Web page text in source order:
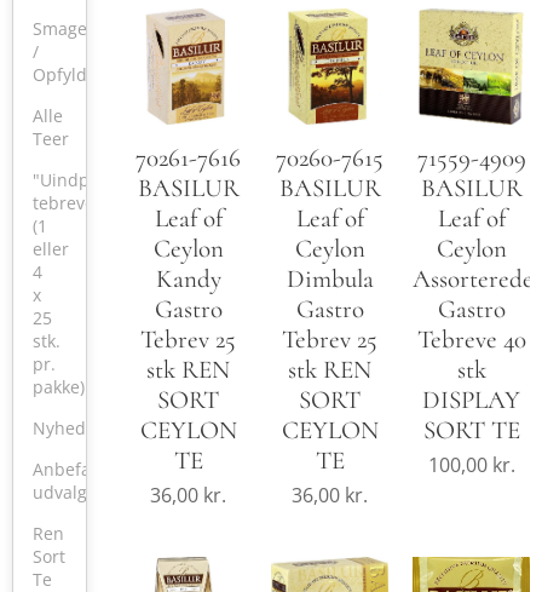
Smagekasser
/
Opfyldning
Alle
Teer
"Uindpakkede"
tebreve
(1
eller
4
x
25
stk.
pr.
pakke)
Nyheder
Anbefalet
udvalg
Ren
Sort
Te
70261-7616
BASILUR
Leaf of
Ceylon
Kandy
Gastro
Tebrev 25
stk REN
SORT
CEYLON
TE
36,00 kr.
70260-7615
BASILUR
Leaf of
Ceylon
Dimbula
Gastro
Tebrev 25
stk REN
SORT
CEYLON
TE
36,00 kr.
71559-4909
BASILUR
Leaf of
Ceylon
Assorterede
Gastro
Tebreve 40
stk
DISPLAY
SORT TE
100,00kr.